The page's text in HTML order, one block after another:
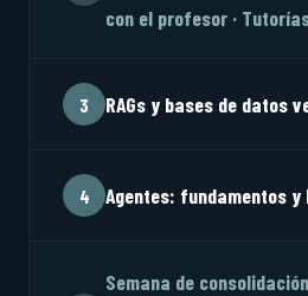
con el profesor ·
3 RAGs y bases de datos
4 Agentes: fundamentos
Semana de